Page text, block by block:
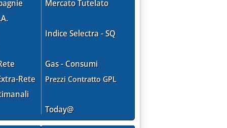
Rete
Mercato Tutelato
Indice Selectra - SQ
Gas - Consumi
Prezzi Contratto GPL
Today@